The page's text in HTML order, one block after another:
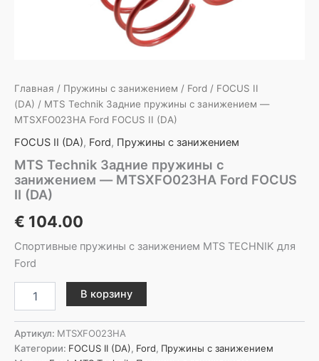
Главная / Пружины с занижением / Ford / FOCUS II
(DA) / MTS Technik Задние пружины с занижением —
MTSXFO023HA Ford FOCUS II (DA)
FOCUS II (DA), Ford, Пружины с занижением
MTS Technik Задние пружины с
занижением — MTSXFO023HA Ford FOCUS
II (DA)
€ 104.00
Спортивные пружины с занижением MTS TECHNIK для
Ford
товара
Technik
Задние
В корзину
Артикул: MTSXFO023HA
Категории: FOCUS II (DA), Ford, Пружины с занижением